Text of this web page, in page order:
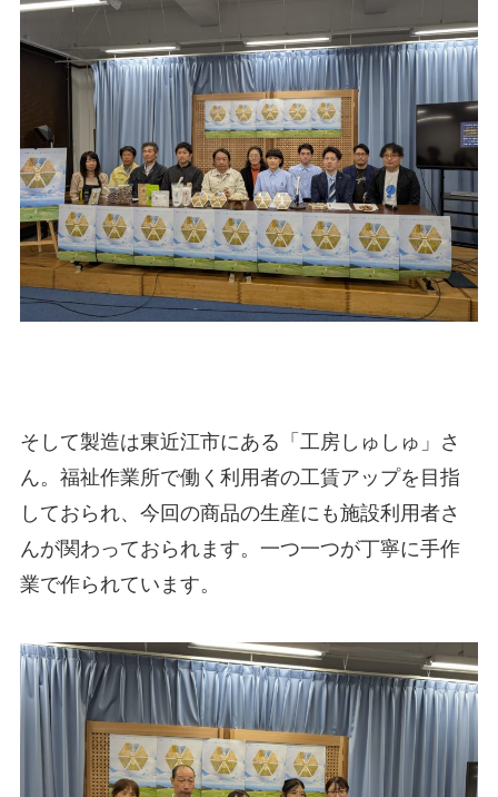
そして製造は東近江市にある「工房しゅしゅ」さ
ん。福祉作業所で働く利用者の工賃アップを目指
しておられ、今回の商品の生産にも施設利用者さ
んが関わっておられます。一つ一つが丁寧に手作
業で作られています。